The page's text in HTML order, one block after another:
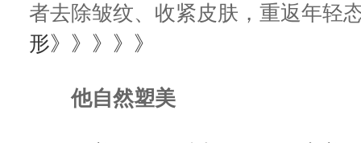
者去除皱纹、收紧皮肤，重返年轻
形》》》》》
他自然塑美